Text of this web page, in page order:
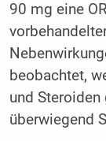
90 mg eine
beobachtet,
und Steroiden
überwiegend